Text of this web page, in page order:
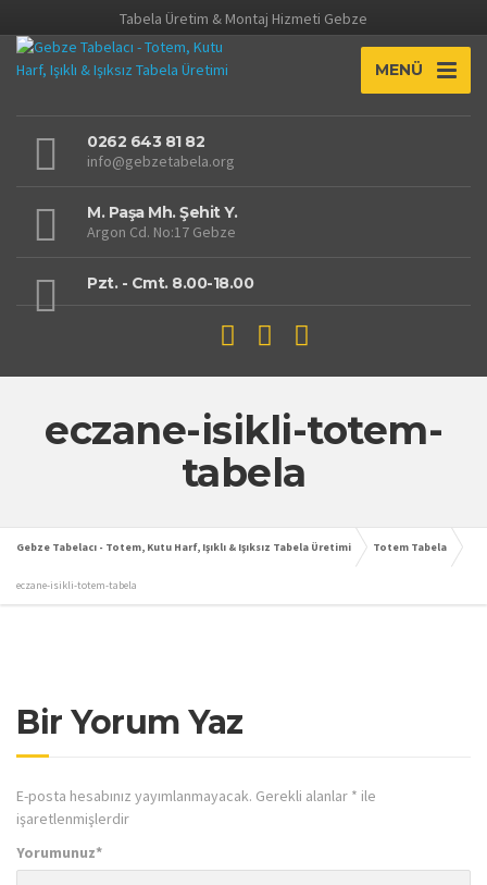
Tabela Üretim & Montaj Hizmeti Gebze
MENÜ
0262 643 81 82
info@gebzetabela.org
M. Paşa Mh. Şehit Y.
Argon Cd. No:17 Gebze
Pzt. - Cmt. 8.00-18.00
eczane-isikli-totem-
tabela
Gebze Tabelacı - Totem, Kutu Harf, Işıklı & Işıksız Tabela Üretimi Totem Tabela
eczane-isikli-totem-tabela
Bir Yorum Yaz
E-posta hesabınız yayımlanmayacak. Gerekli alanlar * ile
işaretlenmişlerdir
Yorumunuz*